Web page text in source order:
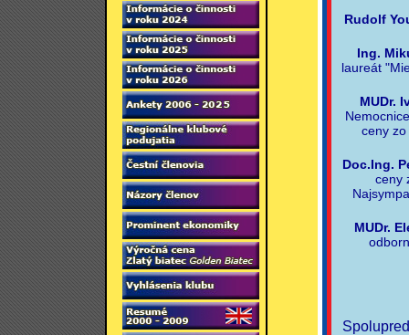
Rudolf
Ing.
laureát
MUDr.
ceny
Doc.Ing.
ceny
MUDr.